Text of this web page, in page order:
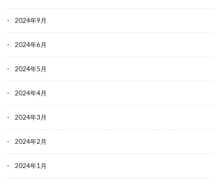
2024年9月
2024年6月
2024年5月
2024年4月
2024年3月
2024年2月
2024年1月